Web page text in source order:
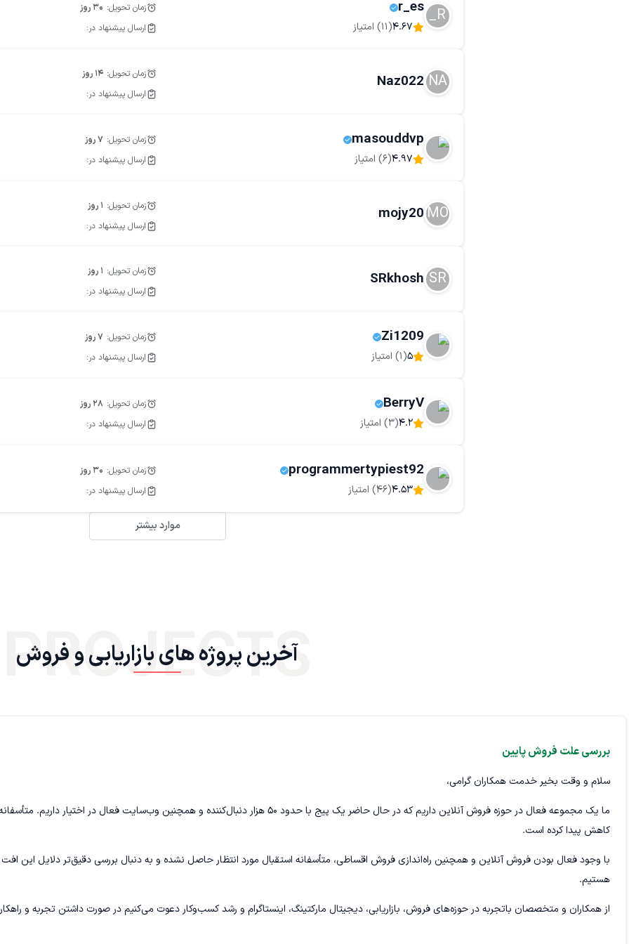
R_
r_es
4.67
(
11) امتیاز
زمان تحویل: 30 روز
ارسال پیشنهاد در:
NA
Naz022 زمان تحویل: 14 روز
ارسال پیشنهاد در:
masouddvp
4.97
(
6) امتیاز
زمان تحویل: 7روز
ارسال پیشنهاد در:
MO
mojy20 زمان تحویل: 1 روز
ارسال پیشنهاد در:
SR
SRkhosh زمان تحویل: 1 روز
ارسال پیشنهاد در:
Zi1209
5
(
1) امتیاز
زمان تحویل: 7روز
ارسال پیشنهاد در:
BerryV
4.2
(
3) امتیاز
زمان تحویل: 28 روز
ارسال پیشنهاد در:
programmertypiest92
4.53
(
46) امتیاز
زمان تحویل: 30 روز
ارسال پیشنهاد در:
موارد بیشتر
آخرین پروژه های بازاریابی و فروش
PROJECTS
بررسی علت فروش پایین
سلام و وقت بخیر خدمت همکاران گرامی،
ما یک مجموعه فعال در حوزه فروش آنلاین داریم که در حال حاضر یک پیج با حدود ۵۰ هزار
کاهش پیدا کرده است.
با وجود فعال بودن فروش آنلاین و همچنین راه‌اندازی فروش اقساطی، متأسفانه استقبال مورد انتظار حاصل نشده و به دنبال بررسی دقیق‌تر دلایل این
هستیم.
از همکاران و متخصصان با‌تجربه در حوزه‌های فروش، بازاریابی، دیجیتال مارکتینگ، اینستاگرام و رشد کسب‌وکار دعوت می‌کنیم در صورت داشتن تجربه و